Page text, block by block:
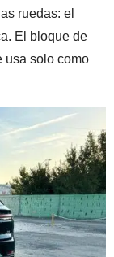
ruedas: el
El bloque de
usa solo como